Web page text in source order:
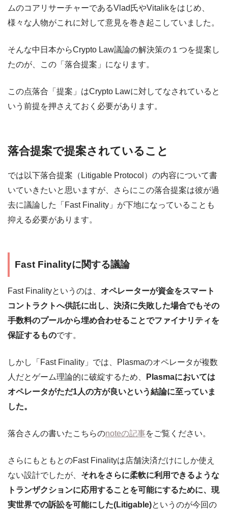
ムのコアリサーチャーであるVlad氏やVitalikをはじめ、
様々な人物がこれに対して意見を巻き起こしていました。
そんな中日本からCrypto Law議論の解決策の１つを提案し
たのが、この「落合提案」になります。
この点落合「提案」はCrypto Lawに対してなされていると
いう前提を押さえておく必要があります。
落合提案で提案されていること
では以下落合提案（Litigable Protocol）の内容について書
いていきたいと思いますが、さらにこの落合提案は彼が過
去に議論した「Fast Finality」が下地になっていることも
抑える必要があります。
Fast Finalityに関する議論
Fast Finalityというのは、 オペレーターが資金をスマート
コントラクトへ供託に出し、決済に失敗した場合でもその
手数料のプールから埋め合わせることでファイナリティを
保証するものです。
しかし「Fast Finality」では、Plasmaのオペレータが複数
人だとゲーム理論的に破綻するため、
Plasmaにおいては
オペレータがただ1人の方が良いという結論に至っていま
した。
落合さんの書いたこちらのnoteの記事をご覧ください。
さらにもともとのFast Finalityは店舗決済だけにしか使え
ない設計でしたが、 それをさらに柔軟に利用できるような
トランザクションに応用することを可能にするために、現
実世界での訴訟を可能にした(Litigable)というのが今回の